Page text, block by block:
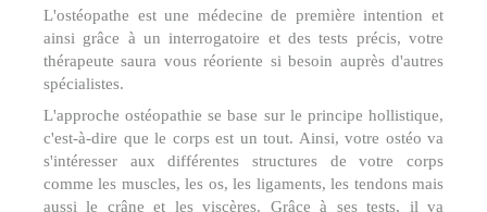
L'ostéopathe est une médecine de première intention et
ainsi grâce à un interrogatoire et des tests précis, votre
thérapeute saura vous réoriente si besoin auprès d'autres
spécialistes.
L'approche ostéopathie se base sur le principe hollistique,
c'est-à-dire que le corps est un tout. Ainsi, votre ostéo va
s'intéresser aux différentes structures de votre corps
comme les muscles, les os, les ligaments, les tendons mais
aussi le crâne et les viscères. Grâce à ses tests, il va